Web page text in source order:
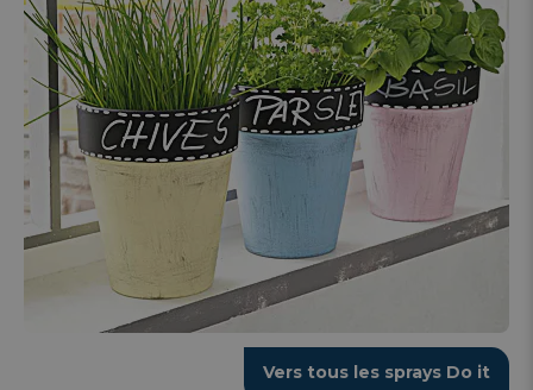
Vers tous les sprays Do it